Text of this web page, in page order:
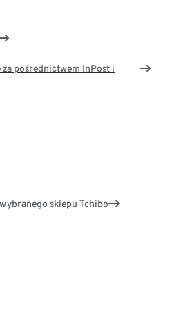
pośrednictwem InPost i
sklepu Tchibo